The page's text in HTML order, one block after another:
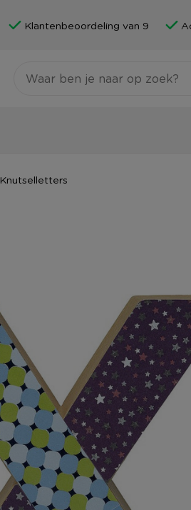
Klantenbeoordeling van 9
Knutselletters